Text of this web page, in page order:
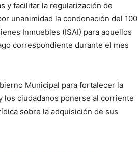
y facilitar la regularización de
unanimidad la condonación del 100
Inmuebles (ISAI) para aquellos
correspondiente durante el mes
Municipal para fortalecer la
ciudadanos ponerse al corriente
sobre la adquisición de sus